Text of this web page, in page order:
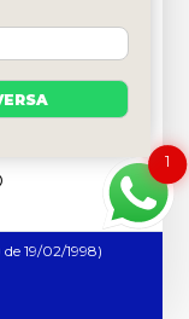
19/02/1998)
1